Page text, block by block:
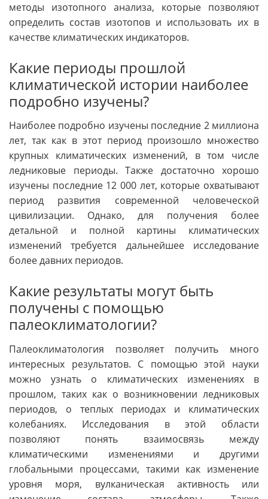
методы изотопного анализа, которые позволяют
определить состав изотопов и использовать их в
качестве климатических индикаторов.
Какие периоды прошлой
климатической истории наиболее
подробно изучены?
Наиболее подробно изучены последние 2 миллиона
лет, так как в этот период произошло множество
крупных климатических изменений, в том числе
ледниковые периоды. Также достаточно хорошо
изучены последние 12 000 лет, которые охватывают
период развития современной человеческой
цивилизации. Однако, для получения более
детальной и полной картины климатических
изменений требуется дальнейшее исследование
более давних периодов.
Какие результаты могут быть
получены с помощью
палеоклиматологии?
Палеоклиматология позволяет получить много
интересных результатов. С помощью этой науки
можно узнать о климатических изменениях в
прошлом, таких как о возникновении ледниковых
периодов, о теплых периодах и климатических
колебаниях. Исследования в этой области
позволяют понять взаимосвязь между
климатическими изменениями и другими
глобальными процессами, такими как изменение
уровня моря, вулканическая активность или